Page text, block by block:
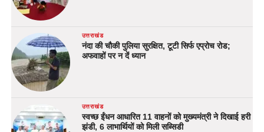
उत्तराखंड
नंदा की चौकी पुलिया सुरक्षित, टूटी सिर्फ एप्रोच रोड;
अफवाहों पर न दें ध्यान
उत्तराखंड
स्वच्छ ईंधन आधारित 11 वाहनों को मुख्यमंत्री ने दिखाई हरी
झंडी, 6 लाभार्थियों को मिली सब्सिडी